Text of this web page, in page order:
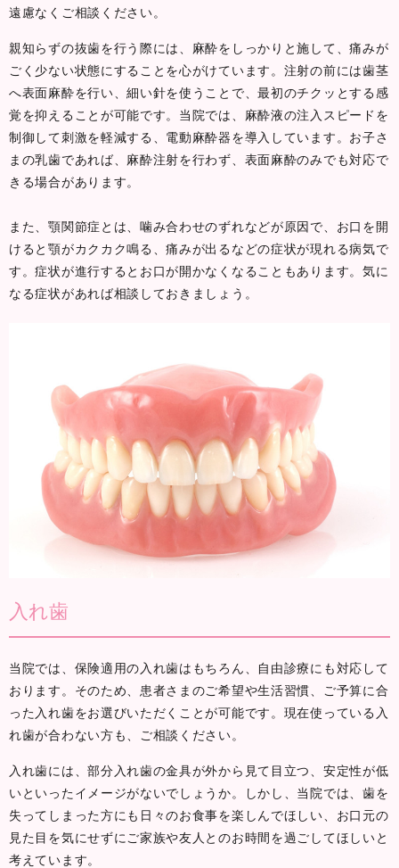
遠慮なくご相談ください。
親知らずの抜歯を行う際には、麻酔をしっかりと施して、痛みが
ごく少ない状態にすることを心がけています。注射の前には歯茎
へ表面麻酔を行い、細い針を使うことで、最初のチクッとする感
覚を抑えることが可能です。当院では、麻酔液の注入スピードを
制御して刺激を軽減する、電動麻酔器を導入しています。お子さ
まの乳歯であれば、麻酔注射を行わず、表面麻酔のみでも対応で
きる場合があります。
また、顎関節症とは、噛み合わせのずれなどが原因で、お口を開
けると顎がカクカク鳴る、痛みが出るなどの症状が現れる病気で
す。症状が進行するとお口が開かなくなることもあります。気に
なる症状があれば相談しておきましょう。
入れ歯
当院では、保険適用の入れ歯はもちろん、自由診療にも対応して
おります。そのため、患者さまのご希望や生活習慣、ご予算に合
った入れ歯をお選びいただくことが可能です。現在使っている入
れ歯が合わない方も、ご相談ください。
入れ歯には、部分入れ歯の金具が外から見て目立つ、安定性が低
いといったイメージがないでしょうか。しかし、当院では、歯を
失ってしまった方にも日々のお食事を楽しんでほしい、お口元の
見た目を気にせずにご家族や友人とのお時間を過ごしてほしいと
考えています。